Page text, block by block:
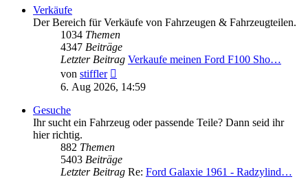
Verkäufe
Der Bereich für Verkäufe von Fahrzeugen & Fahrzeugteilen.
1034 Themen
4347 Beiträge
Letzter Beitrag Verkaufe meinen Ford F100 Sho…
von stiffler
Beitrag
6. Aug 2026, 14:59
Gesuche
Ihr sucht ein Fahrzeug oder passende Teile? Dann seid ihr
hier richtig.
882 Themen
5403 Beiträge
Letzter Beitrag Re: Ford Galaxie 1961 - Radzylind…